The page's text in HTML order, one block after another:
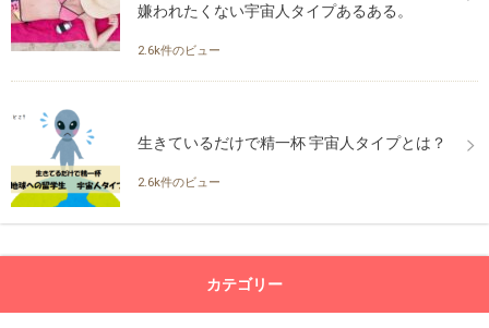
嫌われたくない宇宙人タイプあるある。
2.6k件のビュー
生きているだけで精一杯 宇宙人タイプとは？
2.6k件のビュー
カテゴリー